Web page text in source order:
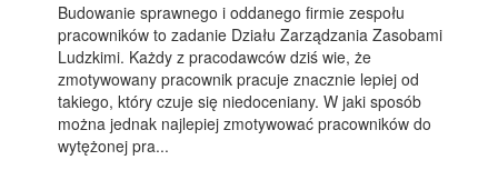
Budowanie sprawnego i oddanego firmie zespołu
pracowników to zadanie Działu Zarządzania Zasobami
Ludzkimi. Każdy z pracodawców dziś wie, że
zmotywowany pracownik pracuje znacznie lepiej od
takiego, który czuje się niedoceniany. W jaki sposób
można jednak najlepiej zmotywować pracowników do
wytężonej pra...